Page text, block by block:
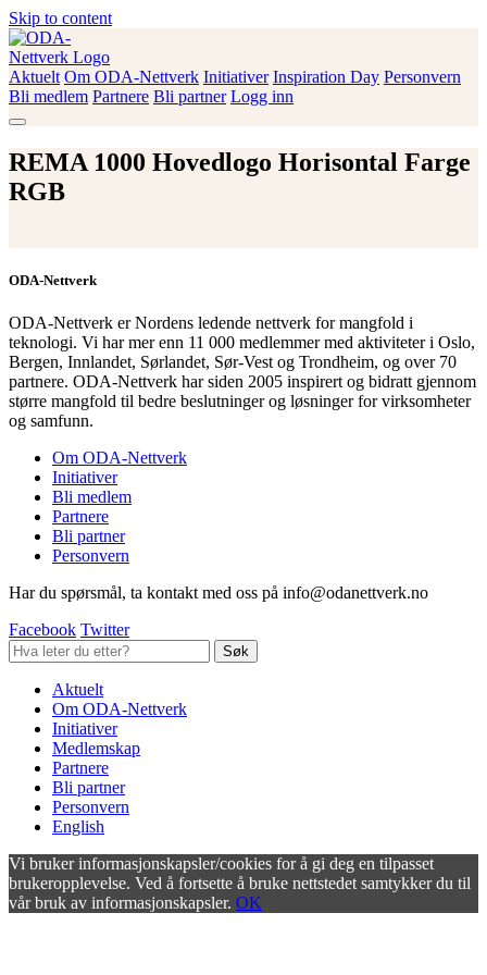
Skip to content
ODA-Nettverk
Aktuelt Om ODA-Nettverk Initiativer Inspiration Day Personvern
Bli medlem Partnere Bli partner Logg inn
REMA 1000 Hovedlogo Horisontal Farge
RGB
ODA-Nettverk
ODA-Nettverk er Nordens ledende nettverk for mangfold i
teknologi. Vi har mer enn 11 000 medlemmer med aktiviteter i Oslo,
Bergen, Innlandet, Sørlandet, Sør-Vest og Trondheim, og over 70
partnere. ODA-Nettverk har siden 2005 inspirert og bidratt gjennom
større mangfold til bedre beslutninger og løsninger for virksomheter
og samfunn.
Om ODA-Nettverk
Initiativer
Bli medlem
Partnere
Bli partner
Personvern
Har du spørsmål, ta kontakt med oss på info@odanettverk.no
Facebook Twitter
Aktuelt
Om ODA-Nettverk
Initiativer
Medlemskap
Partnere
Bli partner
Personvern
English
Vi bruker informasjonskapsler/cookies for å gi deg en tilpasset
brukeropplevelse. Ved å fortsette å bruke nettstedet samtykker du til
vår bruk av informasjonskapsler. OK